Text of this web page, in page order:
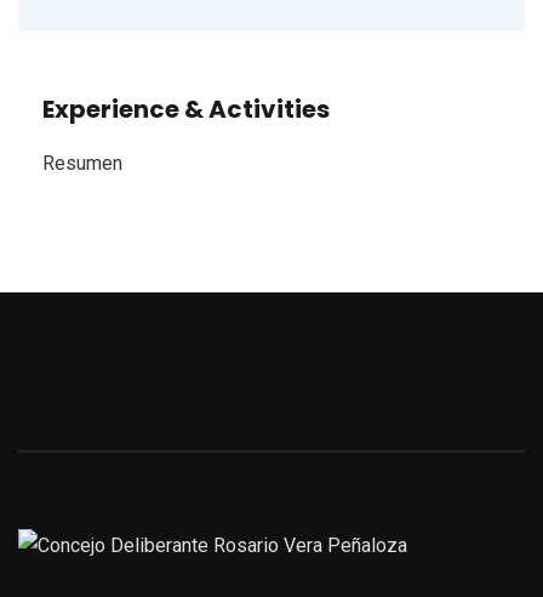
Experience & Activities
Resumen